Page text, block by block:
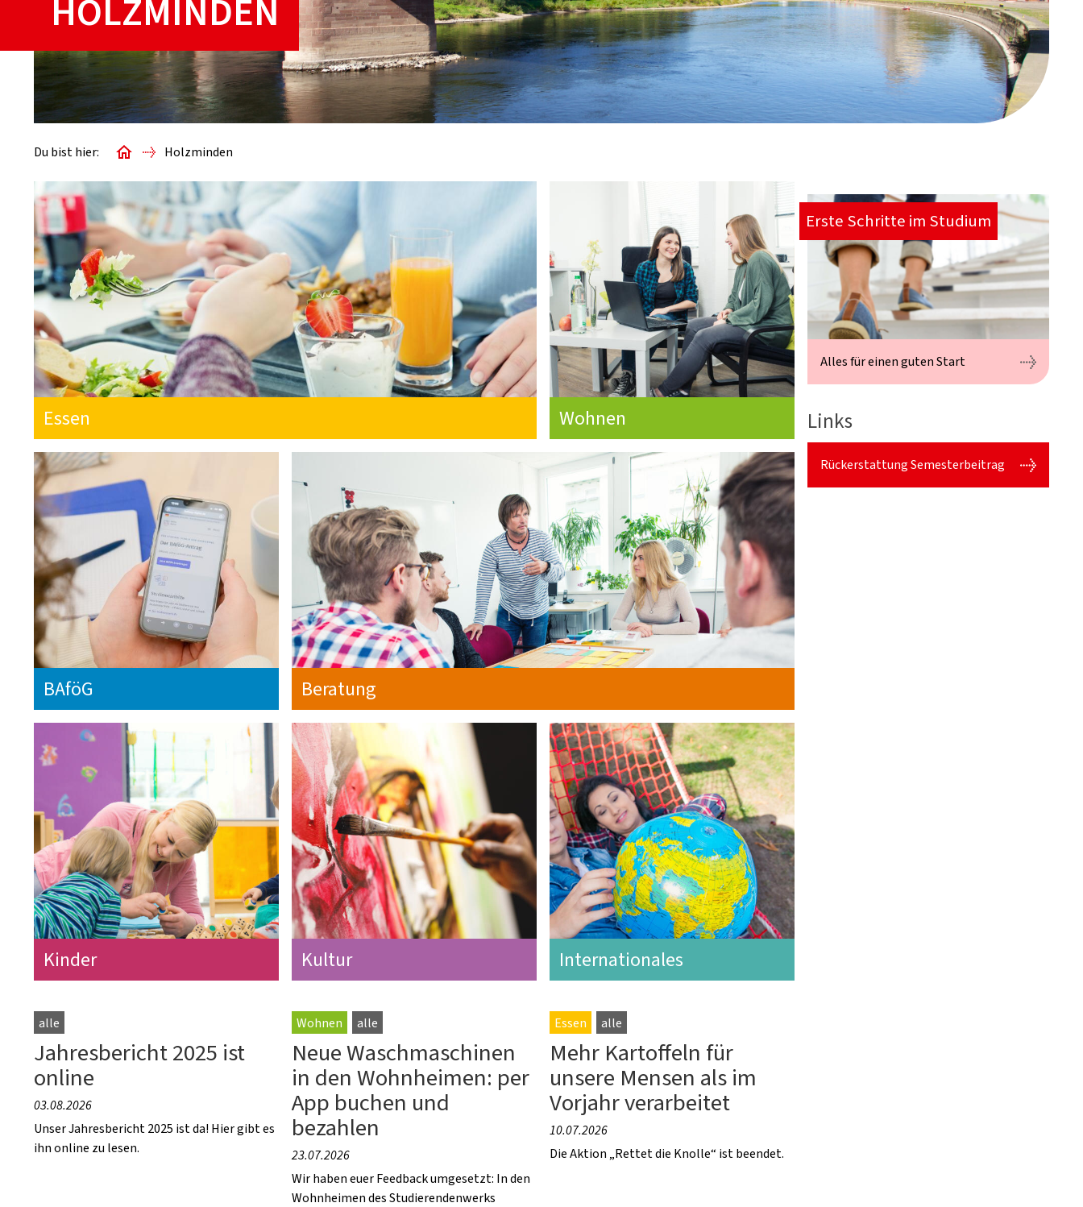
HOLZMINDEN
Du bist hier: Holzminden
Essen Wohnen
BAföG Beratung
Kinder Kultur Internationales
alle
Jahresbericht 2025 ist
online
03.08.2026
Unser Jahresbericht 2025 ist da! Hier gibt es
ihn online zu lesen.
Wohnen alle
Neue Waschmaschinen
in den Wohnheimen: per
App buchen und
bezahlen
23.07.2026
Wir haben euer Feedback umgesetzt: In den
Wohnheimen des Studierendenwerks
Essen alle
Mehr Kartoffeln für
unsere Mensen als im
Vorjahr verarbeitet
10.07.2026
Die Aktion „Rettet die Knolle“ ist beendet.
Erste Schritte im Studium
Alles für einen guten Start
Links
Rückerstattung Semesterbeitrag